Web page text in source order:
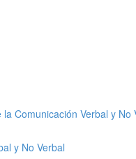
Comunicación Verbal y No
y No Verbal